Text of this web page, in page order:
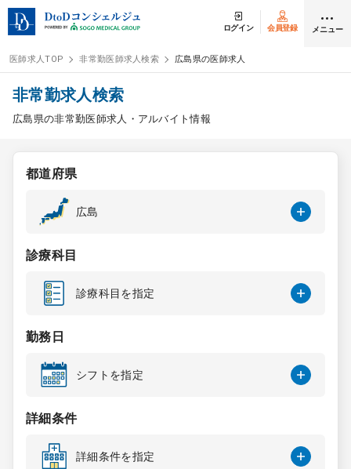
ログイン 会員登録 メニュー
ログイン
医師求人
常勤検索
スポット検索
DtoDの転職・
コンサルタント
成功事例
転職ノウハウ
医師求人TOP 非常勤医師求人検索 広島県の医師求人
非常勤求人検索
広島県の非常勤医師求人・アルバイト情報
都道府県
広島
診療科目
診療科目を指定
勤務日
シフトを指定
詳細条件
詳細条件を指定